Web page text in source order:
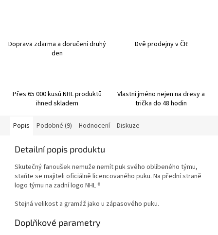
Doprava zdarma a doručení druhý
den
Dvě prodejny v ČR
Přes 65 000 kusů NHL produktů
ihned skladem
Vlastní jméno nejen na dresy a
trička do 48 hodin
Popis Podobné (9) Hodnocení Diskuze
Detailní popis produktu
Skutečný fanoušek nemuže nemít puk svého oblíbeného týmu,
staňte se majiteli oficiálně licencovaného puku. Na přední straně
logo týmu na zadní logo NHL ®
Stejná velikost a gramáž jako u zápasového puku.
Doplňkové parametry